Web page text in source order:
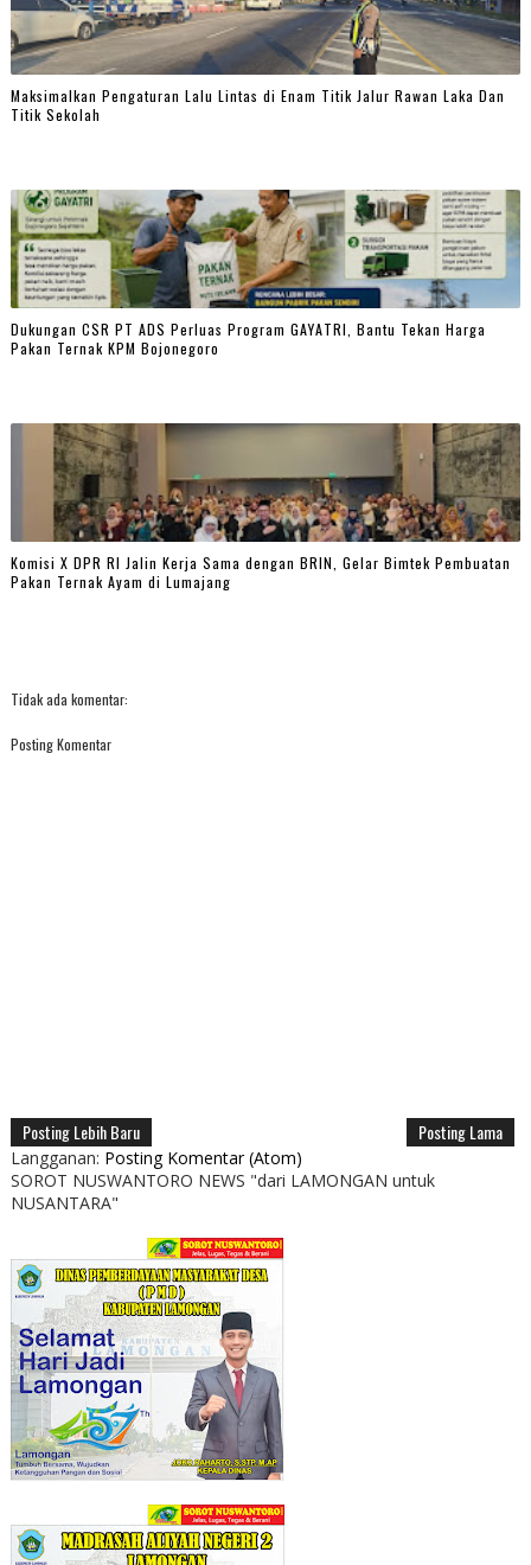
Maksimalkan Pengaturan Lalu Lintas di Enam Titik Jalur Rawan Laka Dan
Titik Sekolah
Dukungan CSR PT ADS Perluas Program GAYATRI, Bantu Tekan Harga
Pakan Ternak KPM Bojonegoro
Komisi X DPR RI Jalin Kerja Sama dengan BRIN, Gelar Bimtek Pembuatan
Pakan Ternak Ayam di Lumajang
Tidak ada komentar:
Posting Komentar
Posting Lebih Baru Posting Lama
Langganan: Posting Komentar (Atom)
SOROT NUSWANTORO NEWS "dari LAMONGAN untuk
NUSANTARA"